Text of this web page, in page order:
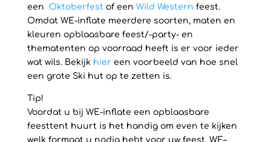
een Oktoberfest of een Wild Western feest.
Omdat WE-inflate meerdere soorten, maten en
kleuren opblaasbare feest/-party- en
thematenten op voorraad heeft is er voor ieder
wat wils. Bekijk hier een voorbeeld van hoe snel
een grote Ski hut op te zetten is.
Tip!
Voordat u bij WE-inflate een opblaasbare
feesttent huurt is het handig om even te kijken
welk formaat u nodig hebt voor uw feest. WE–